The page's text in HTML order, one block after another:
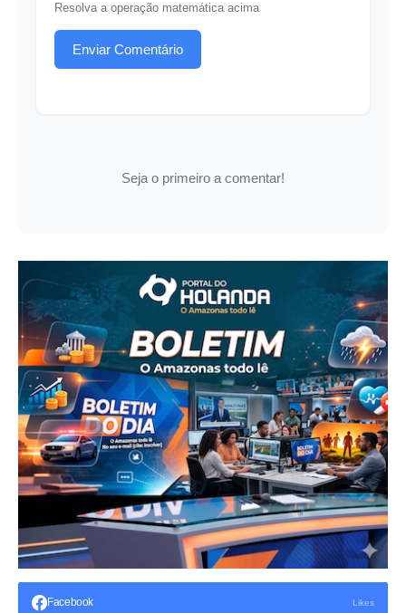
Resolva a operação matemática acima
Enviar Comentário
Seja o primeiro a comentar!
Facebook Likes